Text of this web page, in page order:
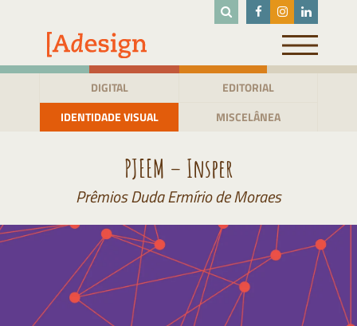
conteúdo
DIGITAL
EDITORIAL
IDENTIDADE VISUAL
MISCELÂNEA
PJEEM – Insper
Prêmios Duda Ermírio de Moraes